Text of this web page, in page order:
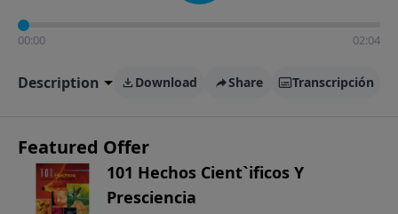
00:00 02:04
Description Download Share Transcripción
Featured Offer
101 Hechos Cient`ificos Y
Presciencia